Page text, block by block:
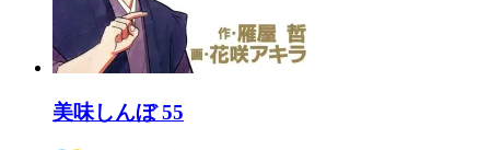
美味しんぼ 55